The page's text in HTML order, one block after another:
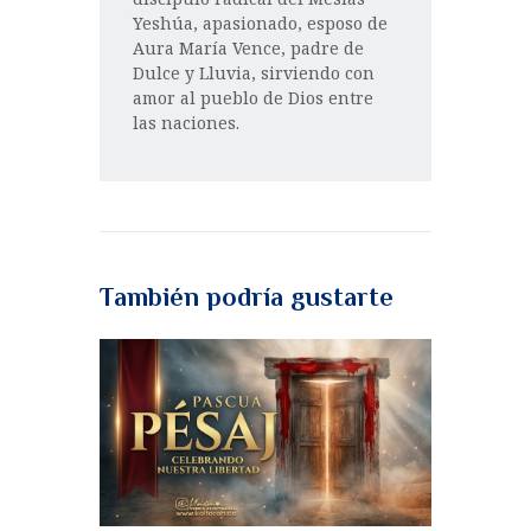
Yeshúa, apasionado, esposo de
Aura María Vence, padre de
Dulce y Lluvia, sirviendo con
amor al pueblo de Dios entre
las naciones.
También podría gustarte